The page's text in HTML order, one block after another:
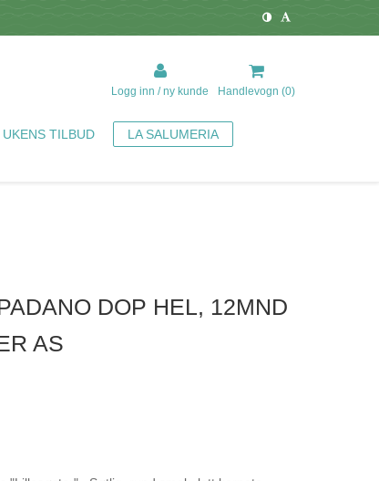
Logg inn / ny kunde Handlevogn (0)
UKENS TILBUD
LA SALUMERIA
DOP HEL, 12MND
AS